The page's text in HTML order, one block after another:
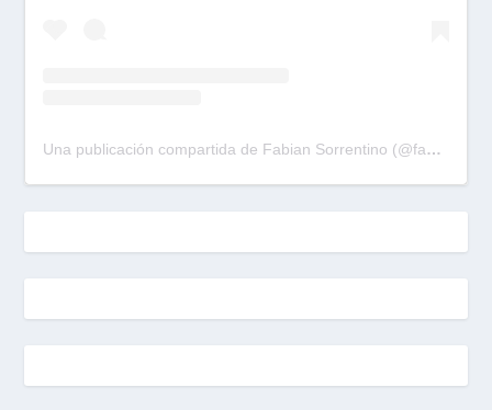
Una publicación compartida de Fabian Sorrentino (@fabiansonria)